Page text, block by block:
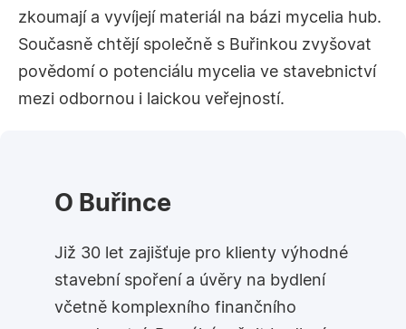
zkoumají a vyvíjejí materiál na bázi mycelia hub.
Současně chtějí společně s Buřinkou zvyšovat
povědomí o potenciálu mycelia ve stavebnictví
mezi odbornou i laickou veřejností.
O Buřince
Již 30 let zajišťuje pro klienty výhodné
stavební spoření a úvěry na bydlení
včetně komplexního finančního